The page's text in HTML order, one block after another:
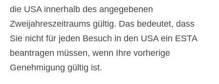
die USA innerhalb des angegebenen
Zweijahreszeitraums gültig. Das bedeutet, dass
Sie nicht für jeden Besuch in den USA ein ESTA
beantragen müssen, wenn Ihre vorherige
Genehmigung gültig ist.